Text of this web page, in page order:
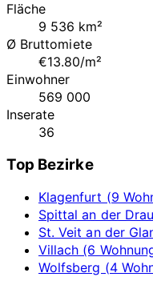
Fläche
9 536 km²
Ø Bruttomiete
€13.80/m²
Einwohner
569 000
Inserate
36
Top Bezirke
Klagenfurt (9
Spittal an der
St. Veit an der
Villach (6
Wolfsberg (4